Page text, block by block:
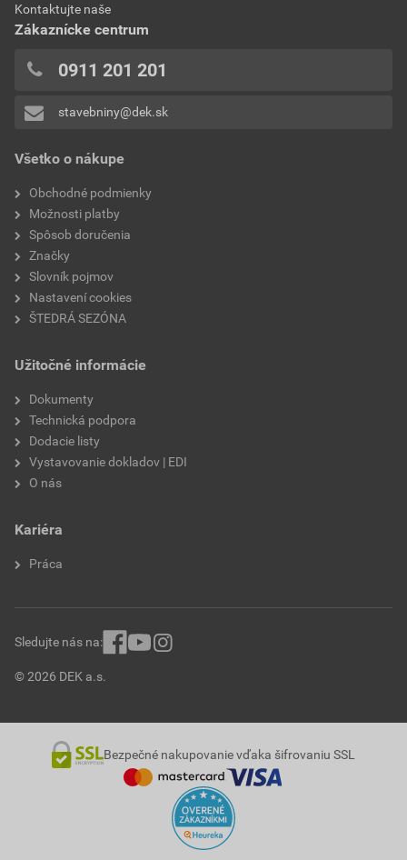
Všetko o nákupe
Obchodné podmienky
Možnosti platby
Spôsob doručenia
Značky
Slovník pojmov
Nastavení cookies
ŠTEDRÁ SEZÓNA
Užitočné informácie
Dokumenty
Technická podpora
Dodacie listy
Vystavovanie dokladov | EDI
O nás
Kariéra
Práca
Kontaktujte naše
Zákaznícke centrum
0911 201 201
stavebniny@dek.sk
© 2026 DEK a.s.
Sledujte nás na:
Bezpečné nakupovanie vďaka šifrovaniu SSL